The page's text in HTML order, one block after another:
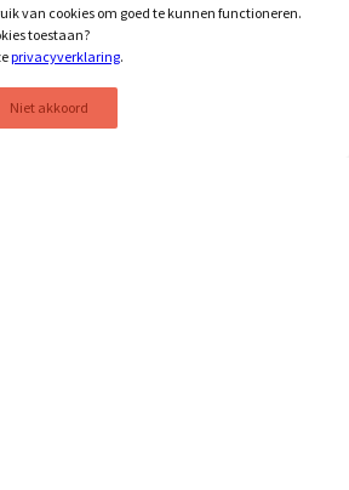
van cookies om goed te kunnen functioneren.
toestaan?
privacyverklaring.
Niet akkoord